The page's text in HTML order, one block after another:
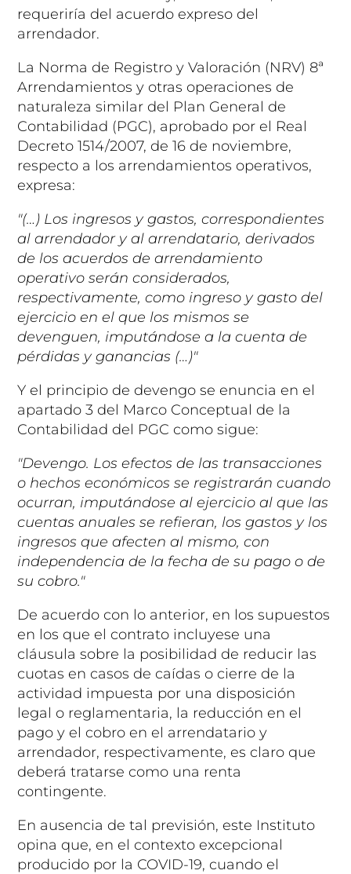
requeriría del acuerdo expreso del
arrendador.
La Norma de Registro y Valoración (NRV) 8ª
Arrendamientos y otras operaciones de
naturaleza similar del Plan General de
Contabilidad (PGC), aprobado por el Real
Decreto 1514/2007, de 16 de noviembre,
respecto a los arrendamientos operativos,
expresa:
"(…) Los ingresos y gastos, correspondientes
al arrendador y al arrendatario, derivados
de los acuerdos de arrendamiento
operativo serán considerados,
respectivamente, como ingreso y gasto del
ejercicio en el que los mismos se
devenguen, imputándose a la cuenta de
pérdidas y ganancias (…)"
Y el principio de devengo se enuncia en el
apartado 3 del Marco Conceptual de la
Contabilidad del PGC como sigue:
"Devengo. Los efectos de las transacciones
o hechos económicos se registrarán cuando
ocurran, imputándose al ejercicio al que las
cuentas anuales se refieran, los gastos y los
ingresos que afecten al mismo, con
independencia de la fecha de su pago o de
su cobro."
De acuerdo con lo anterior, en los supuestos
en los que el contrato incluyese una
cláusula sobre la posibilidad de reducir las
cuotas en casos de caídas o cierre de la
actividad impuesta por una disposición
legal o reglamentaria, la reducción en el
pago y el cobro en el arrendatario y
arrendador, respectivamente, es claro que
deberá tratarse como una renta
contingente.
En ausencia de tal previsión, este Instituto
opina que, en el contexto excepcional
producido por la COVID-19, cuando el